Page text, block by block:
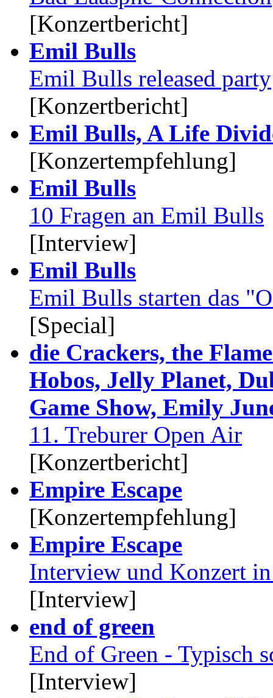
[Konzertbericht]
Emil Bulls
Emil Bulls released party
[Konzertbericht]
Emil Bulls, A Life
[Konzertempfehlung]
Emil Bulls
10 Fragen an Emil Bulls
[Interview]
Emil Bulls
Emil Bulls starten das
[Special]
die Crackers, the
Hobos, Jelly Planet,
Game Show, Emily
11. Treburer Open Air
[Konzertbericht]
Empire Escape
[Konzertempfehlung]
Empire Escape
Interview und Konzert
[Interview]
end of green
End of Green - Typisch
[Interview]